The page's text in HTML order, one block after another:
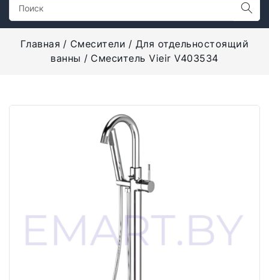
Главная Смесители
Для отдельностоящий
ванны
Смеситель Vieir V403534